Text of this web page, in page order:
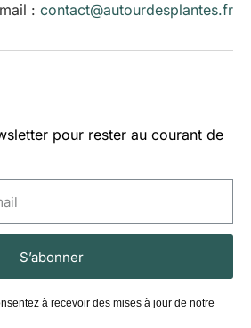
: contact@autourdesplantes.fr
pour rester au courant de
S’abonner
à recevoir des mises à jour de notre